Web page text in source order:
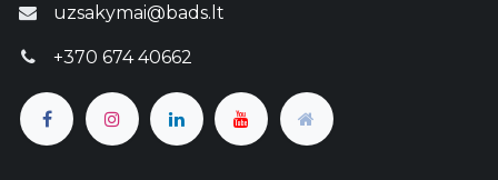
uzsakymai@bads.lt
+370 674 40662